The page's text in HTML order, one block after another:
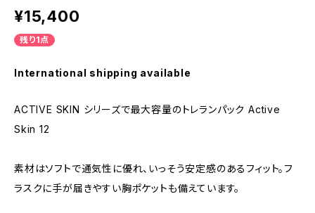
¥15,400
残り1点
International shipping available
ACTIVE SKIN シリーズで最大容量のトレランパック Active
Skin 12
素材はソフトで通気性に優れ、いっそう安定感のあるフィット。フ
ラスクに手が届きやすい胸ポケットも備えています。